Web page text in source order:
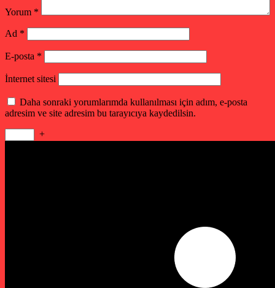
Yorum *
Ad *
E-posta *
İnternet sitesi
Daha sonraki yorumlarımda kullanılması için adım, e-posta
adresim ve site adresim bu tarayıcıya kaydedilsin.
+